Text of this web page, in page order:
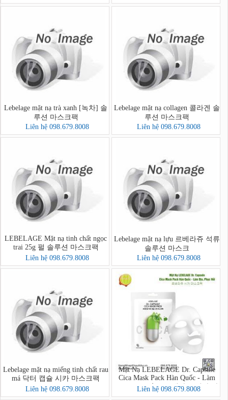
Lebelage mặt nạ trà xanh [녹차] 솔
루션 마스크팩
Liên hệ 098.679.8008
Lebelage mặt nạ collagen 콜라겐 솔
루션 마스크팩
Liên hệ 098.679.8008
LEBELAGE Mặt nạ tinh chất ngọc
trai 25g 펄 솔루션 마스크팩
Liên hệ 098.679.8008
Lebelage mặt nạ lựu 르베라쥬 석류
솔루션 마스크
Liên hệ 098.679.8008
Lebelage mặt nạ miếng tinh chất rau
má 닥터 캡슐 시카 마스크팩
Liên hệ 098.679.8008
Mặt Nạ LEBELAGE Dr. Capsule
Cica Mask Pack Hàn Quốc - Làm
Dịu, Phục Hồi - 르베라쥬 시카 마
스크팩
Liên hệ 098.679.8008